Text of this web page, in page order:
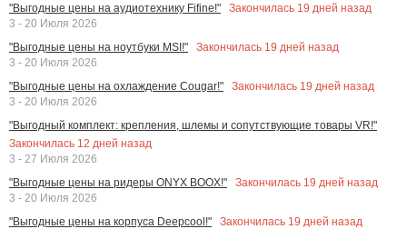
"Выгодные цены на аудиотехнику Fifine!"
Закончилась 19 дней назад
3 - 20 Июля 2026
"Выгодные цены на ноутбуки MSI!"
Закончилась 19 дней назад
3 - 20 Июля 2026
"Выгодные цены на охлаждение Cougar!"
Закончилась 19 дней назад
3 - 20 Июля 2026
"Выгодный комплект: крепления, шлемы и сопутствующие товары VR!"
Закончилась 12 дней назад
3 - 27 Июля 2026
"Выгодные цены на ридеры ONYX BOOX!"
Закончилась 19 дней назад
3 - 20 Июля 2026
"Выгодные цены на корпуса Deepcool!"
Закончилась 19 дней назад